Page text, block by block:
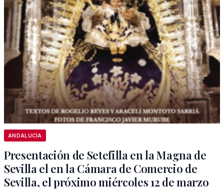
ANDALUCÍA
Presentación de Setefilla en la Magna de
Sevilla el en la Cámara de Comercio de
Sevilla, el próximo miércoles 12 de marzo